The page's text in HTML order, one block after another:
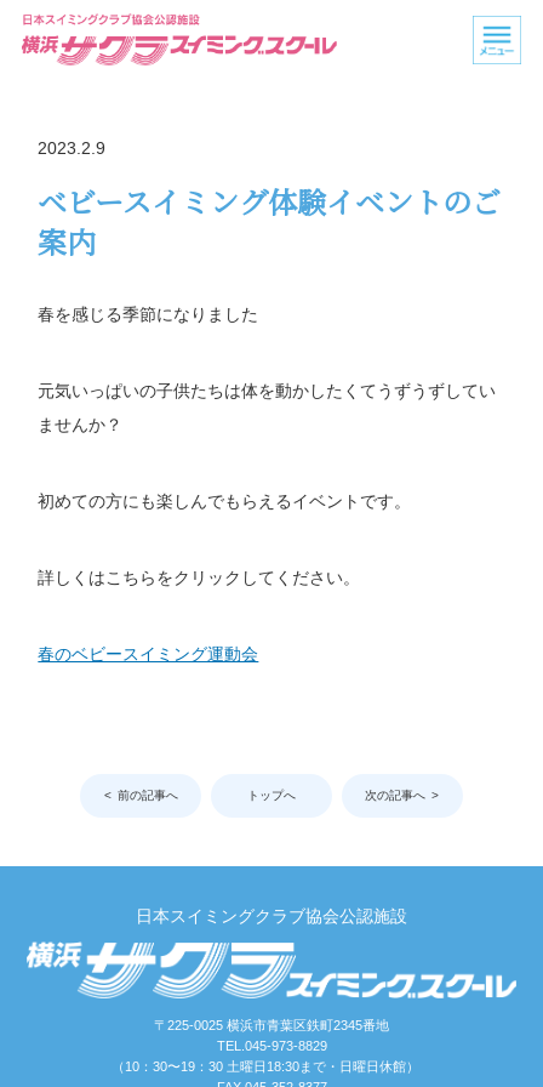
2023.2.9
ベビースイミング体験イベントのご
案内
春を感じる季節になりました
元気いっぱいの子供たちは体を動かしたくてうずうずしてい
ませんか？
初めての方にも楽しんでもらえるイベントです。
詳しくはこちらをクリックしてください。
春のベビースイミング運動会
前の記事へ トップへ 次の記事へ
日本スイミングクラブ協会公認施設
〒225-0025 横浜市青葉区鉄町2345番地
TEL.045-973-8829
（10：30〜19：30 土曜日18:30まで・日曜日休館）